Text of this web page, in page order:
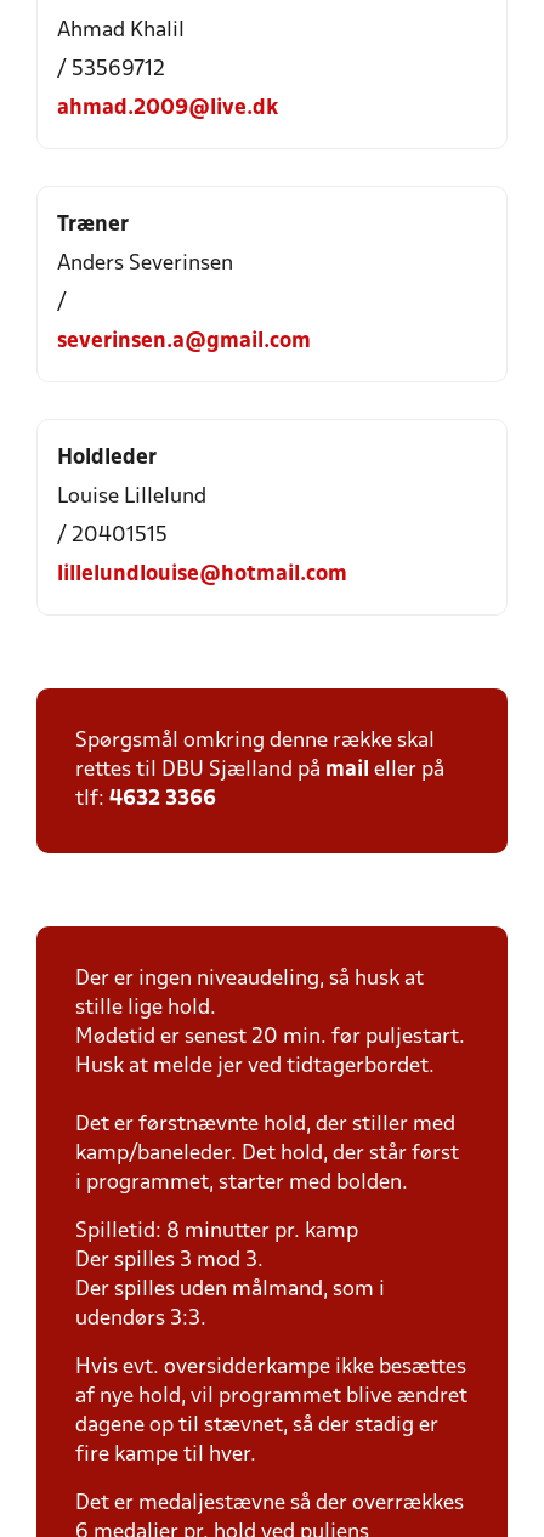
Ahmad Khalil
/ 53569712
ahmad.2009@live.dk
Træner
Anders Severinsen
/
severinsen.a@gmail.com
Holdleder
Louise Lillelund
/ 20401515
lillelundlouise@hotmail.com
Spørgsmål omkring denne række skal
rettes til DBU Sjælland på mail eller på
tlf: 4632 3366
Der er ingen niveaudeling, så husk at
stille lige hold.
Mødetid er senest 20 min. før puljestart.
Husk at melde jer ved tidtagerbordet.
Det er førstnævnte hold, der stiller med
kamp/baneleder. Det hold, der står først
i programmet, starter med bolden.
Spilletid: 8 minutter pr. kamp
Der spilles 3 mod 3.
Der spilles uden målmand, som i
udendørs 3:3.
Hvis evt. oversidderkampe ikke besættes
af nye hold, vil programmet blive ændret
dagene op til stævnet, så der stadig er
fire kampe til hver.
Det er medaljestævne så der overrækkes
6 medaljer pr. hold ved puljens